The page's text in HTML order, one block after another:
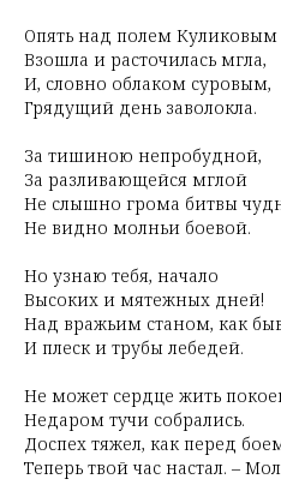
Опять над полем Куликовым
Взошла и расточилась мгла,
И, словно облаком суровым,
Грядущий день заволокла.
За тишиною непробудной,
За разливающейся мглой
Не слышно грома битвы
Не видно молньи боевой.
Но узнаю тебя, начало
Высоких и мятежных дней!
Над вражьим станом, как
И плеск и трубы лебедей.
Не может сердце жить
Недаром тучи собрались.
Доспех тяжел, как перед
Теперь твой час настал. –